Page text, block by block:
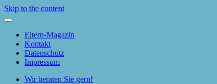
Skip to the content
Eltern-Magazin
Kontakt
Datenschutz
Impressum
Wir beraten Sie gern!